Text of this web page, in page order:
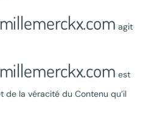
agit
est
de la véracité du Contenu qu’il